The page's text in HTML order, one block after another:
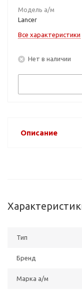
Модель а/м
Lancer
Все характеристики
Нет в наличии
Описание
Тип
Бренд
Марка а/м